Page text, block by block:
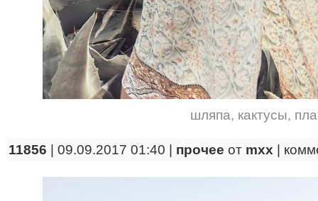
шляпа, кактусы,
11856 | 09.09.2017 01:40 | прочее от mxx